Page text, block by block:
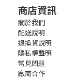
商店資訊
關於我們
配送說明
退換貨說明
隱私權聲明
常見問題
廠商合作